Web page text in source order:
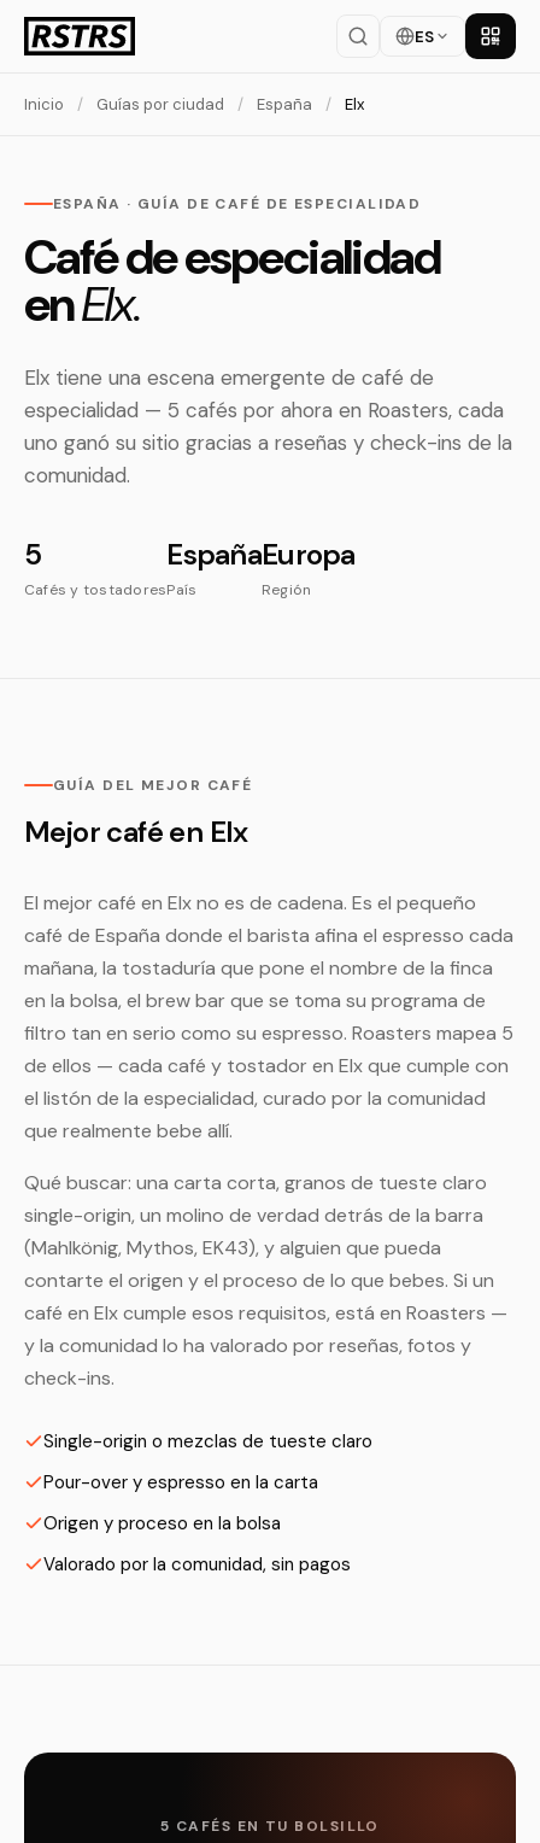
ES
Inicio / Guías por ciudad / España / Elx
ESPAÑA · GUÍA DE CAFÉ DE ESPECIALIDAD
Café de especialidad
enElx.
Elx tiene una escena emergente de café de
especialidad — 5 cafés por ahora en Roasters, cada
uno ganó su sitio gracias a reseñas y check-ins de la
comunidad.
5
Cafés y tostadores
España
País
Europa
Región
GUÍA DEL MEJOR CAFÉ
Mejor café en Elx
El mejor café en Elx no es de cadena. Es el pequeño
café de España donde el barista afina el espresso cada
mañana, la tostaduría que pone el nombre de la finca
en la bolsa, el brew bar que se toma su programa de
filtro tan en serio como su espresso. Roasters mapea 5
de ellos — cada café y tostador en Elx que cumple con
el listón de la especialidad, curado por la comunidad
que realmente bebe allí.
Qué buscar: una carta corta, granos de tueste claro
single-origin, un molino de verdad detrás de la barra
(Mahlkönig, Mythos, EK43), y alguien que pueda
contarte el origen y el proceso de lo que bebes. Si un
café en Elx cumple esos requisitos, está en Roasters —
y la comunidad lo ha valorado por reseñas, fotos y
check-ins.
Single-origin o mezclas de tueste claro
Pour-over y espresso en la carta
Origen y proceso en la bolsa
Valorado por la comunidad, sin pagos
5 CAFÉS EN TU BOLSILLO